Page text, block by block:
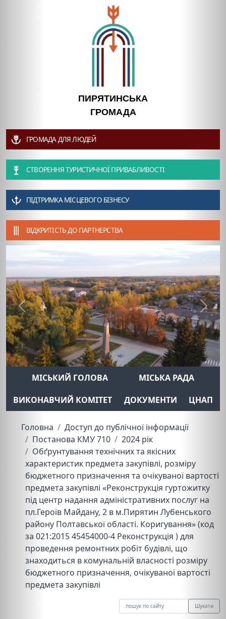
ПИРЯТИНСЬКА
ГРОМАДА
ГРОМАДА ДЛЯ ЛЮДЕЙ
СТВОРЕННЯ ТУРИСТИЧНОЇ ПРИВАБЛИВОСТІ
ПІДТРИМКА МІСЦЕВОГО БІЗНЕСУ
ВІДКРИТІСТЬ ДО ПАРТНЕРСТВА
Previous Next
МІСЬКИЙ ГОЛОВА
МІСЬКА РАДА
ВИКОНАВЧИЙ КОМІТЕТ
ДОКУМЕНТИ ЦНАП
Головна
Доступ до публічної інформації
Постанова КМУ 710
2024 рік
Обґрунтування технічних та якісних
характеристик предмета закупівлі, розміру
бюджетного призначення та очікуваної вартості
предмета закупівлі «Реконструкція гуртожитку
під центр надання адміністративних послуг на
пл.Героїв Майдану, 2 в м.Пирятин Лубенського
району Полтавської області. Коригування» (код
за 021:2015 45454000-4 Реконструкція ) для
проведення ремонтних робіт будівлі, що
знаходиться в комунальній власності розміру
бюджетного призначення, очікуваної вартості
предмета закупівлі
Шукати